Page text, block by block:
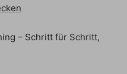
– Schritt für Schritt,